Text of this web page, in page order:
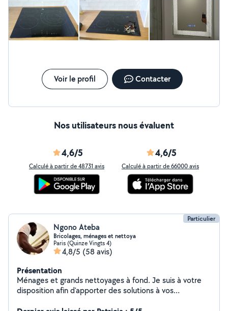
Voir le profil Contacter
Nos utilisateurs nous évaluent
4,6/5
Calculé à partir de 48731 avis
4,6/5
Calculé à partir de 66000 avis
Particulier
Ngono Ateba
Bricolages, ménages et nettoya
Paris (Quinze Vingts 4)
4,8/5 (58 avis)
Présentation
Ménages et grands nettoyages à fond. Je suis à votre
disposition afin d'apporter des solutions à vos